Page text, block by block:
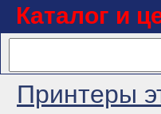
Каталог и
Принтеры